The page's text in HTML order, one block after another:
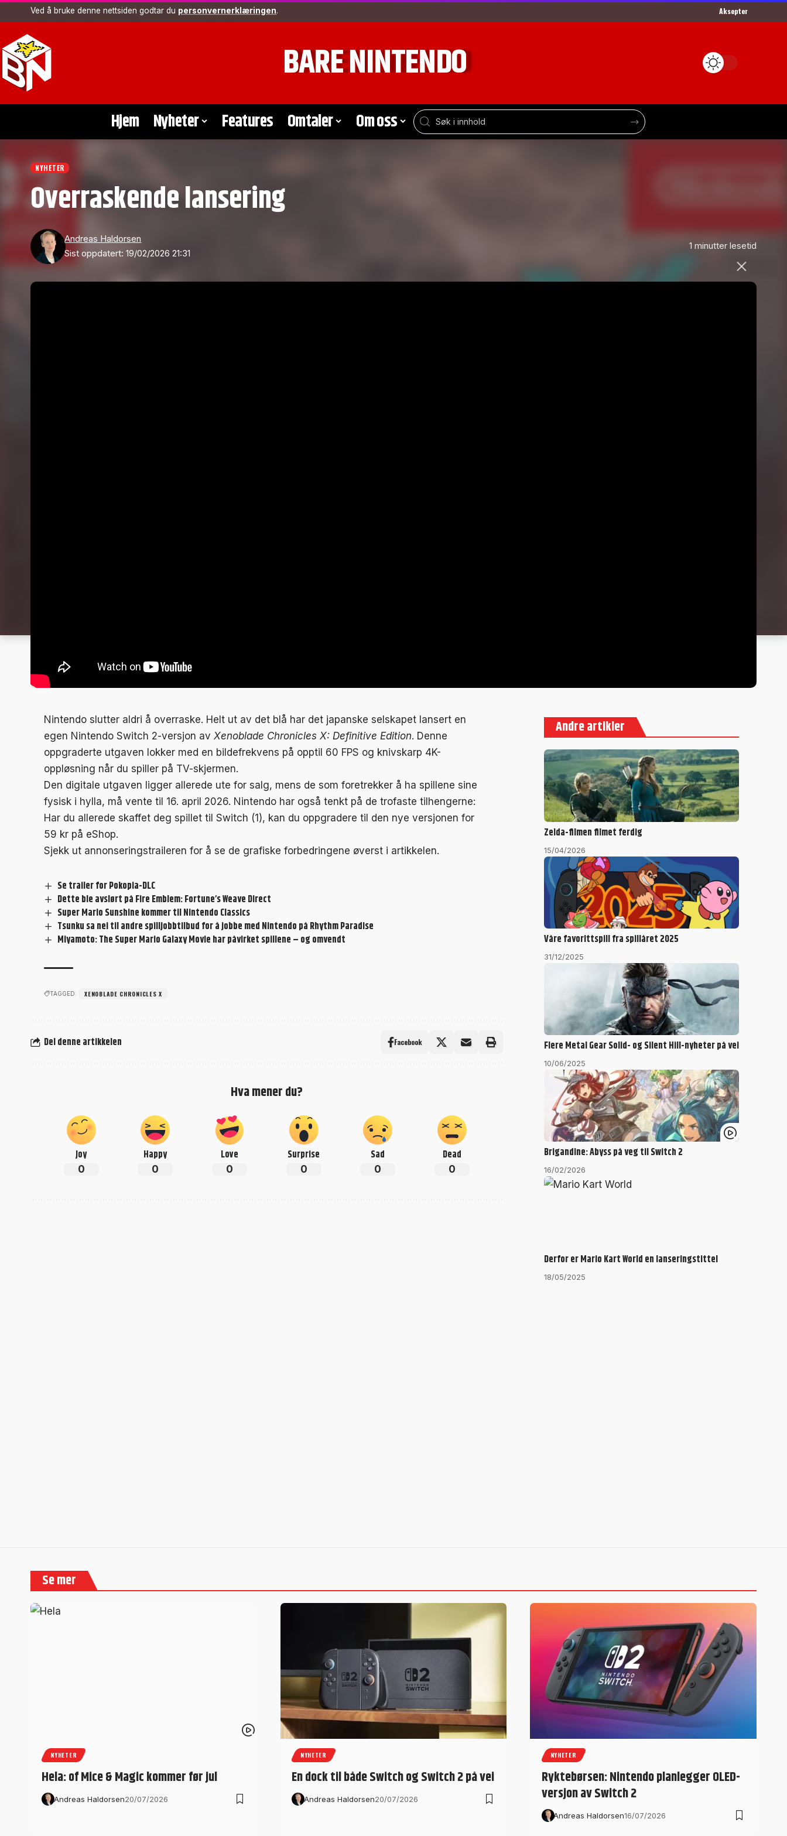
Ved å bruke denne nettsiden godtar du personvernerklæringen. Aksepter
BARE NINTENDO
Hjem Nyheter Features Omtaler Om oss
NYHETER
Overraskende lansering
Sist oppdatert: 19/02/2026 21:31
Andreas Haldorsen
1 minutter lesetid
Nintendo slutter aldri å overraske. Helt ut av det blå har det japanske selskapet lansert en
egen Nintendo Switch 2-versjon avXenoblade Chronicles X: Definitive Edition. Denne
oppgraderte utgaven lokker med en bildefrekvens på opptil 60 FPS og knivskarp 4K-
oppløsning når du spiller på TV-skjermen.
Den digitale utgaven ligger allerede ute for salg, mens de som foretrekker å ha spillene sine
fysisk i hylla, må vente til 16. april 2026. Nintendo har også tenkt på de trofaste tilhengerne:
Har du allerede skaffet deg spillet til Switch (1), kan du oppgradere til den nye versjonen for
59 kr på eShop.
Sjekk ut annonseringstraileren for å se de grafiske forbedringene øverst i artikkelen.
Se trailer for Pokopia-DLC
Dette ble avslørt på Fire Emblem: Fortune’s Weave Direct
Super Mario Sunshine kommer til Nintendo Classics
Tsunku sa nei til andre spilljobbtilbud for å jobbe med Nintendo på Rhythm Paradise
Miyamoto: The Super Mario Galaxy Movie har påvirket spillene – og omvendt
TAGGED: XENOBLADE CHRONICLES X
Del denne artikkelen Facebook
Hva mener du?
Joy
0
Happy
0
Love
0
Surprise
0
Sad
0
Dead
0
Andre artikler
Zelda-filmen filmet ferdig
15/04/2026
Våre favorittspill fra spillåret 2025
31/12/2025
Flere Metal Gear Solid- og Silent Hill-nyheter på vei
10/06/2025
Brigandine: Abyss på veg til Switch 2
16/02/2026
Derfor er Mario Kart World en lanseringstittel
18/05/2025
Se mer
NYHETER
Hela: of Mice & Magic kommer før jul
Andreas Haldorsen20/07/2026
NYHETER
En dock til både Switch og Switch 2 på vei
Andreas Haldorsen20/07/2026
NYHETER
Ryktebørsen: Nintendo planlegger OLED-
versjon av Switch 2
Andreas Haldorsen16/07/2026